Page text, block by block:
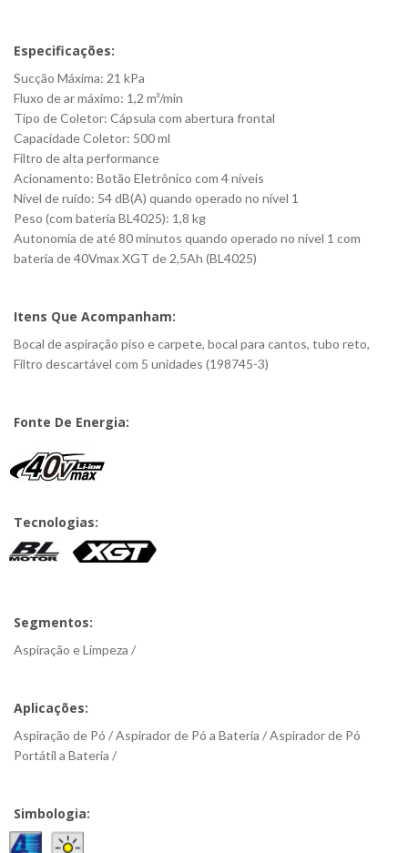
Especificações:
Sucção Máxima: 21 kPa
Fluxo de ar máximo: 1,2 m³/min
Tipo de Coletor: Cápsula com abertura frontal
Capacidade Coletor: 500 ml
Filtro de alta performance
Acionamento: Botão Eletrônico com 4 níveis
Nível de ruído: 54 dB(A) quando operado no nível 1
Peso (com bateria BL4025): 1,8 kg
Autonomia de até 80 minutos quando operado no nível 1 com
bateria de 40Vmax XGT de 2,5Ah (BL4025)
Itens Que Acompanham:
Bocal de aspiração piso e carpete, bocal para cantos, tubo reto,
Filtro descartável com 5 unidades (198745-3)
Fonte De Energia:
Tecnologias:
Segmentos:
Aspiração e Limpeza /
Aplicações:
Aspiração de Pó / Aspirador de Pó a Bateria / Aspirador de Pó
Portátil a Bateria /
Simbologia: